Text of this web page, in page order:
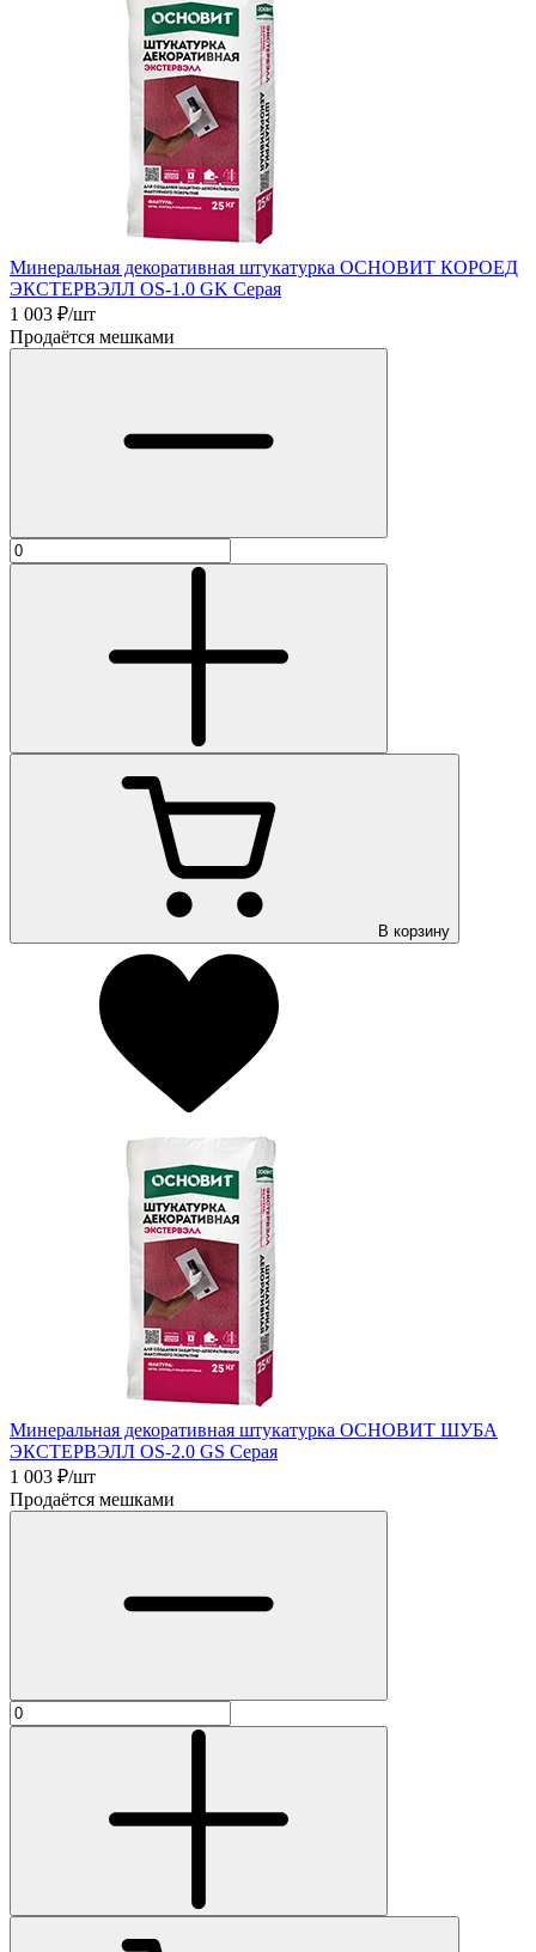
Минеральная декоративная штукатурка ОСНОВИТ КОРОЕД
ЭКСТЕРВЭЛЛ OS-1.0 GK Серая
1 003 ₽/шт
Продаётся мешками
В корзину
Минеральная декоративная штукатурка ОСНОВИТ ШУБА
ЭКСТЕРВЭЛЛ OS-2.0 GS Серая
1 003 ₽/шт
Продаётся мешками